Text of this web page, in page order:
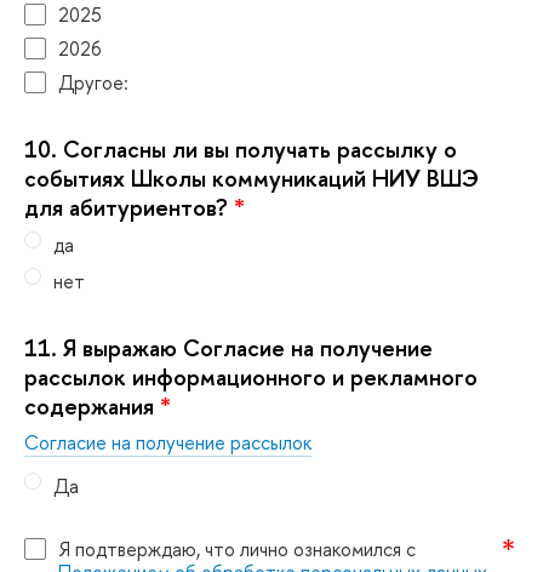
2025
2026
Другое:
10. Согласны ли вы получать рассылку о
событиях Школы коммуникаций НИУ ВШЭ
для абитуриентов? *
да
нет
11. Я выражаю Согласие на получение
рассылок информационного и рекламного
содержания *
Согласие на получение рассылок
Да
Я подтверждаю, что лично ознакомился с